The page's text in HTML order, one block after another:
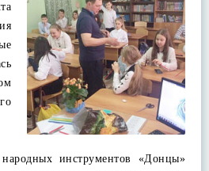
народных инструментов «Донцы»